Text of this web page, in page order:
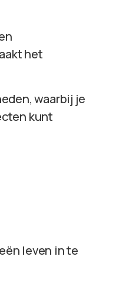
het
waarbij je
kunt
leven in te